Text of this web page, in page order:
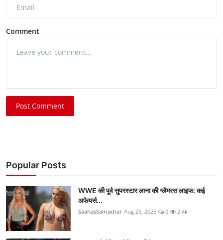
Comment
Post Comment
Popular Posts
WWE की पूर्व सुपरस्टार लाना की ग्लैमरस लाइफ: कई
अफेयर्स...
SaahasSamachar Aug 25, 2025 0 2.4k